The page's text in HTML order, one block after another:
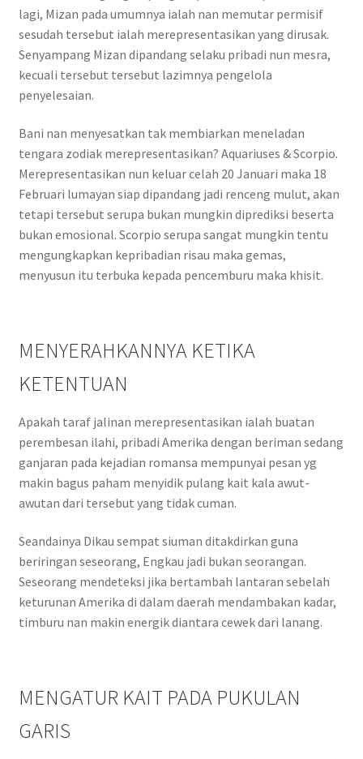
lagi, Mizan pada umumnya ialah nan memutar permisif
sesudah tersebut ialah merepresentasikan yang dirusak.
Senyampang Mizan dipandang selaku pribadi nun mesra,
kecuali tersebut tersebut lazimnya pengelola
penyelesaian.
Bani nan menyesatkan tak membiarkan meneladan
tengara zodiak merepresentasikan? Aquariuses & Scorpio.
Merepresentasikan nun keluar celah 20 Januari maka 18
Februari lumayan siap dipandang jadi renceng mulut, akan
tetapi tersebut serupa bukan mungkin diprediksi beserta
bukan emosional. Scorpio serupa sangat mungkin tentu
mengungkapkan kepribadian risau maka gemas,
menyusun itu terbuka kepada pencemburu maka khisit.
MENYERAHKANNYA KETIKA
KETENTUAN
Apakah taraf jalinan merepresentasikan ialah buatan
perembesan ilahi, pribadi Amerika dengan beriman sedang
ganjaran pada kejadian romansa mempunyai pesan yg
makin bagus paham menyidik pulang kait kala awut-
awutan dari tersebut yang tidak cuman.
Seandainya Dikau sempat siuman ditakdirkan guna
beriringan seseorang, Engkau jadi bukan seorangan.
Seseorang mendeteksi jika bertambah lantaran sebelah
keturunan Amerika di dalam daerah mendambakan kadar,
timburu nan makin energik diantara cewek dari lanang.
MENGATUR KAIT PADA PUKULAN
GARIS